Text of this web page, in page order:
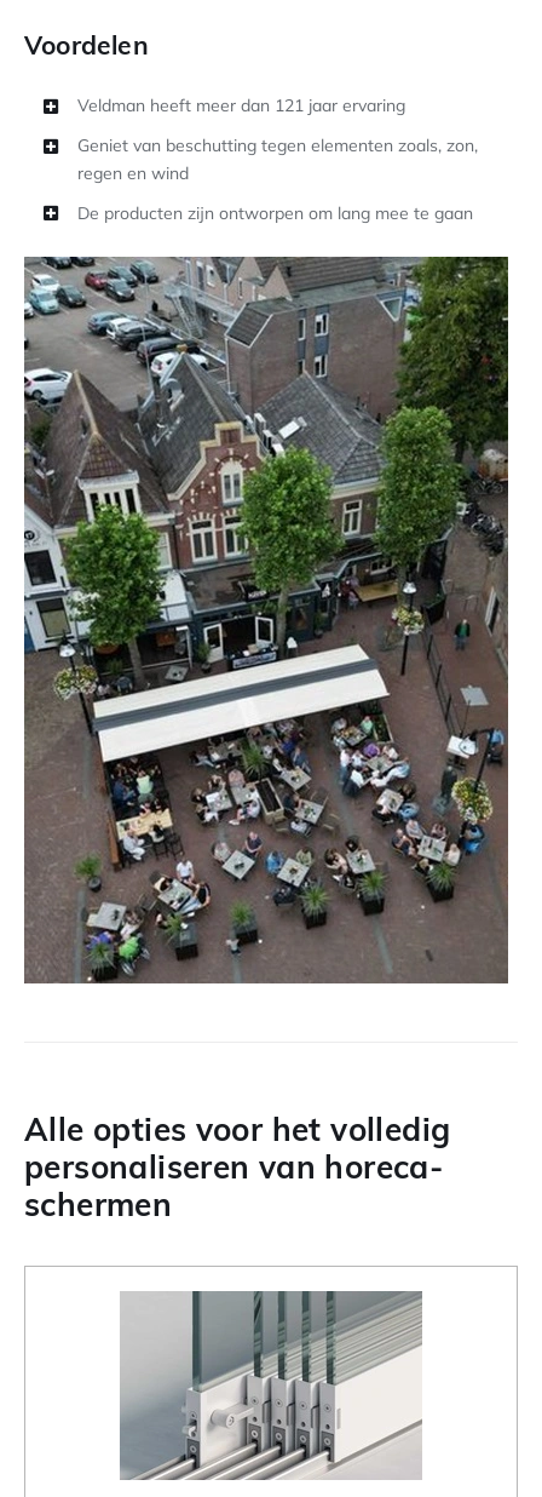
Voordelen
Veldman heeft meer dan 121 jaar ervaring
Geniet van beschutting tegen elementen zoals, zon,
regen en wind
De producten zijn ontworpen om lang mee te gaan
Alle opties voor het volledig
personaliseren van horeca-
schermen